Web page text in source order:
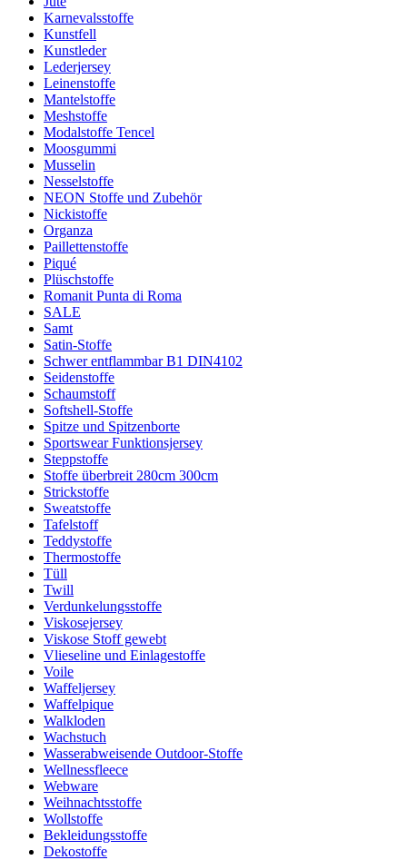
Karnevalsstoffe
Kunstfell
Kunstleder
Lederjersey
Leinenstoffe
Mantelstoffe
Meshstoffe
Modalstoffe Tencel
Moosgummi
Musselin
Nesselstoffe
NEON Stoffe und Zubehör
Nickistoffe
Organza
Paillettenstoffe
Piqué
Plüschstoffe
Romanit Punta di Roma
SALE
Samt
Satin-Stoffe
Schwer entflammbar B1 DIN4102
Seidenstoffe
Schaumstoff
Softshell-Stoffe
Spitze und Spitzenborte
Sportswear Funktionsjersey
Steppstoffe
Stoffe überbreit 280cm 300cm
Strickstoffe
Sweatstoffe
Tafelstoff
Teddystoffe
Thermostoffe
Tüll
Twill
Verdunkelungsstoffe
Viskosejersey
Viskose Stoff gewebt
Vlieseline und Einlagestoffe
Voile
Waffeljersey
Waffelpique
Walkloden
Wachstuch
Wasserabweisende Outdoor-Stoffe
Wellnessfleece
Webware
Weihnachtsstoffe
Wollstoffe
Bekleidungsstoffe
Dekostoffe